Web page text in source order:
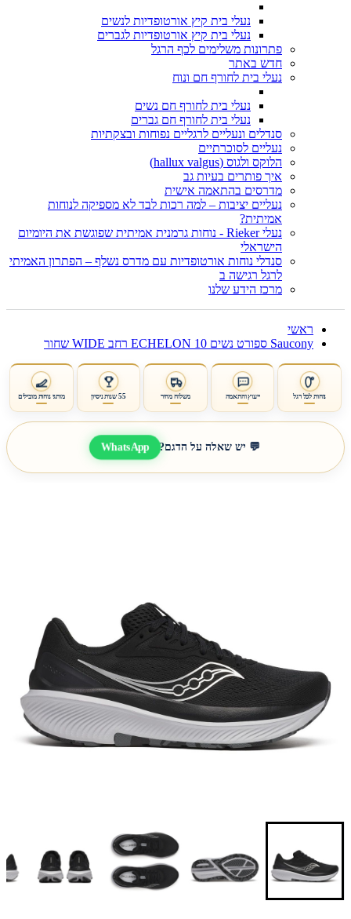
נעלי בית קיץ אורטופדיות לנשים
נעלי בית קיץ אורטופדיות לגברים
פתרונות משלימים לכף הרגל
חדש באתר
נעלי בית לחורף חם ונוח
נעלי בית לחורף חם נשים
נעלי בית לחורף חם גברים
סנדלים ונעליים לרגליים נפוחות ובצקתיות
נעליים לסוכרתיים
הלוקס ולגוס (hallux valgus)
איך פותרים בעיות גב
מדרסים בהתאמה אישית
נעליים יציבות – למה רכות לבד לא מספיקה לנוחות
אמיתית?
נעלי Rieker - נוחות גרמנית אמיתית שפוגשת את היומיום
הישראלי
סנדלי נוחות אורטופדיות עם מדרס נשלף – הפתרון האמיתי
לרגל רגישה ב
מרכז הידע שלנו
ראשי
Saucony ספורט נשים ECHELON 10 רחב WIDE שחור
נוחות לכל רגל ייעוץ והתאמה משלוח מהיר 55 שנות ניסיון מותגי נוחות מובילים
💬 יש שאלה על הדגם? WhatsApp